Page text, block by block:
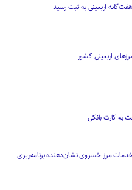
اربعینی به ثبت رسید
اربعینی کشور
به کارت بانکی
خدمات مرز خسروی نشان‌دهنده برنامه‌ریزی